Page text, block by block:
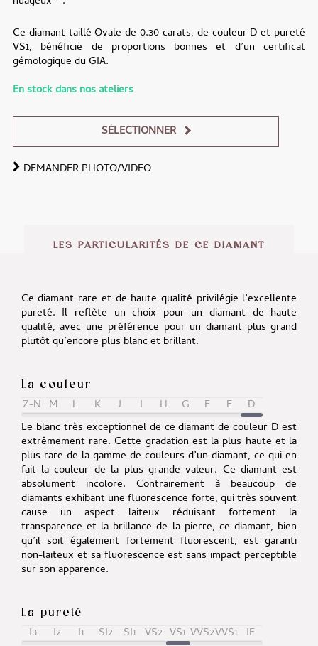
Ce diamant taillé Ovale de 0.30 carats, de couleur D et pureté
VS1, bénéficie de proportions bonnes et d’un certificat
gémologique du GIA.
En stock dans nos ateliers
SÉLECTIONNER
Alternative:
DEMANDER PHOTO/VIDEO
LES PARTICULARITÉS DE CE DIAMANT
Ce diamant rare et de haute qualité privilégie l’excellente
pureté. Il reflète un choix pour un diamant de haute
qualité, avec une préférence pour un diamant plus grand
plutôt qu’encore plus blanc et brillant.
La couleur
Z-N M L K J I H G F E
D
Le blanc très exceptionnel de ce diamant de couleur D est
extrêmement rare. Cette gradation est la plus haute et la
plus rare de la gamme de couleurs d’un diamant, ce qui en
fait la couleur de la plus grande valeur. Ce diamant est
absolument incolore. Contrairement à beaucoup de
diamants exhibant une fluorescence forte, qui très souvent
cause un aspect laiteux réduisant fortement la
transparence et la brillance de la pierre, ce diamant, bien
qu’il soit également fortement fluorescent, est garanti
non-laiteux et sa fluorescence est sans impact perceptible
sur son apparence.
La pureté
I3 I2 I1 SI2 SI1 VS2 VS1 VVS2VVS1 IF